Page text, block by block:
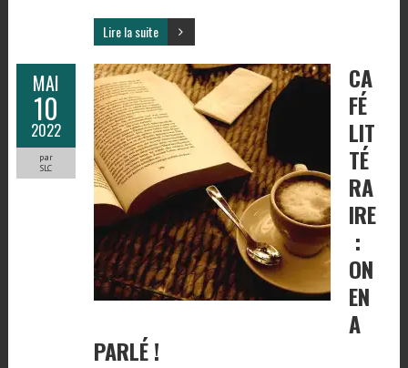
Lire la suite
MAI
10
2022
par
SLC
CA
FÉ
LIT
TÉ
RA
IRE
:
ON
EN
A
PARLÉ !